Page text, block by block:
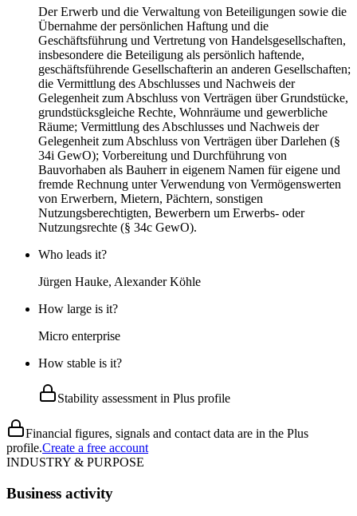
Der Erwerb und die Verwaltung von Beteiligungen sowie die
Übernahme der persönlichen Haftung und die
Geschäftsführung und Vertretung von Handelsgesellschaften,
insbesondere die Beteiligung als persönlich haftende,
geschäftsführende Gesellschafterin an anderen Gesellschaften;
die Vermittlung des Abschlusses und Nachweis der
Gelegenheit zum Abschluss von Verträgen über Grundstücke,
grundstücksgleiche Rechte, Wohnräume und gewerbliche
Räume; Vermittlung des Abschlusses und Nachweis der
Gelegenheit zum Abschluss von Verträgen über Darlehen (§
34i GewO); Vorbereitung und Durchführung von
Bauvorhaben als Bauherr in eigenem Namen für eigene und
fremde Rechnung unter Verwendung von Vermögenswerten
von Erwerbern, Mietern, Pächtern, sonstigen
Nutzungsberechtigten, Bewerbern um Erwerbs- oder
Nutzungsrechte (§ 34c GewO).
Who leads it?
Jürgen Hauke, Alexander Köhle
How large is it?
Micro enterprise
How stable is it?
Stability assessment in Plus profile
Financial figures, signals and contact data are in the Plus
profile.Create a free account
INDUSTRY & PURPOSE
Business activity